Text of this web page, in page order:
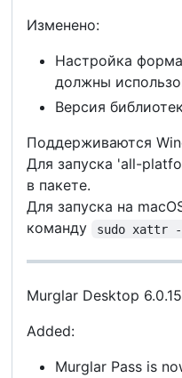
Изменено:
Настройка
должны
Версия
Поддерживаются
Для запуска 'all-
в пакете.
Для запуска на
команду
sudo xattr
Murglar Desktop
Added:
Murglar Pass is